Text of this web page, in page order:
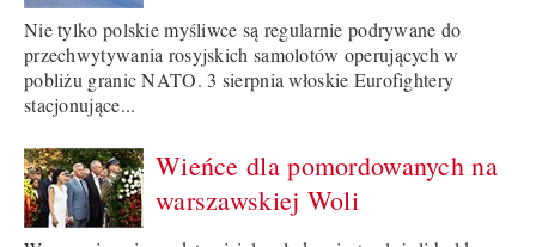
Nie tylko polskie myśliwce są regularnie podrywane do
przechwytywania rosyjskich samolotów operujących w
pobliżu granic NATO. 3 sierpnia włoskie Eurofightery
stacjonujące...
Wieńce dla pomordowanych na
warszawskiej Woli